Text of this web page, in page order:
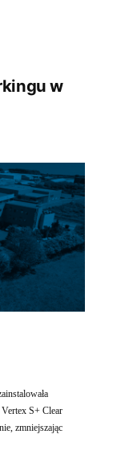
w
Vertex S+ Clear
zmniejszając